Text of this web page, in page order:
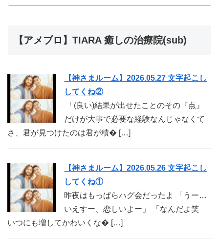
【アメブロ】TIARA 癒しの治療院(sub)
【神さまルーム】2026.05.27 文字起こし
してくね②
「(良い)結果が出せたことのその『点』
だけが大事で必要な経験なんじゃなくて
さ、君が見つけたのは君が積� […]
【神さまルーム】2026.05.26 文字起こし
してくね①
昨夜はもっぱらハグ会だったよ 「うー…
いえすー、恋しいよー」 「なんだよ笑
いつにも増してかわいくな� […]